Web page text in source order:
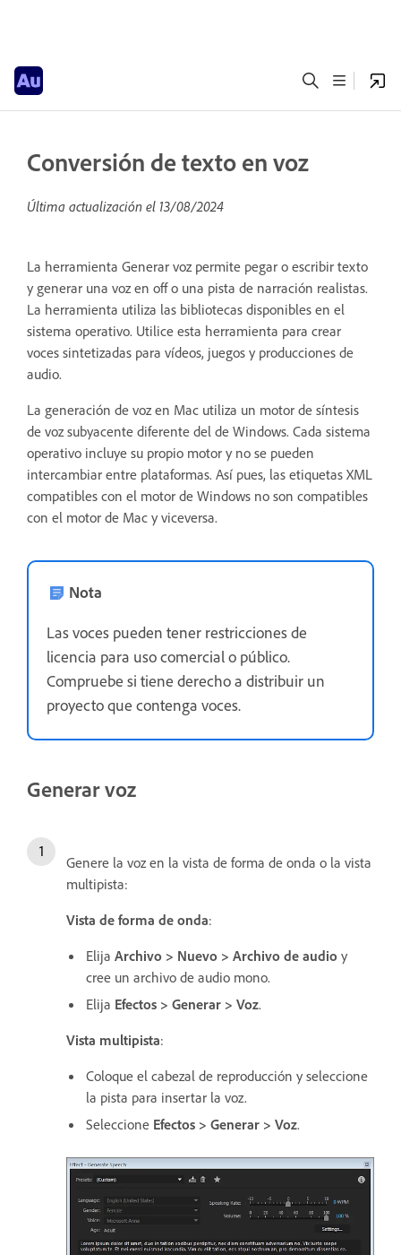
Conversión de texto en voz
Última actualización el 13/08/2024
La herramienta Generar voz permite pegar o escribir texto
y generar una voz en off o una pista de narración realistas.
La herramienta utiliza las bibliotecas disponibles en el
sistema operativo. Utilice esta herramienta para crear
voces sintetizadas para vídeos, juegos y producciones de
audio.
La generación de voz en Mac utiliza un motor de síntesis
de voz subyacente diferente del de Windows. Cada sistema
operativo incluye su propio motor y no se pueden
intercambiar entre plataformas. Así pues, las etiquetas XML
compatibles con el motor de Windows no son compatibles
con el motor de Mac y viceversa.
Nota
Las voces pueden tener restricciones de
licencia para uso comercial o público.
Compruebe si tiene derecho a distribuir un
proyecto que contenga voces.
Generar voz
Genere la voz en la vista de forma de onda o la vista
multipista:
Vista de forma de onda:
Elija Archivo > Nuevo > Archivo de audio y
cree un archivo de audio mono.
Elija Efectos > Generar > Voz.
Vista multipista:
Coloque el cabezal de reproducción y seleccione
la pista para insertar la voz.
Seleccione Efectos > Generar > Voz.